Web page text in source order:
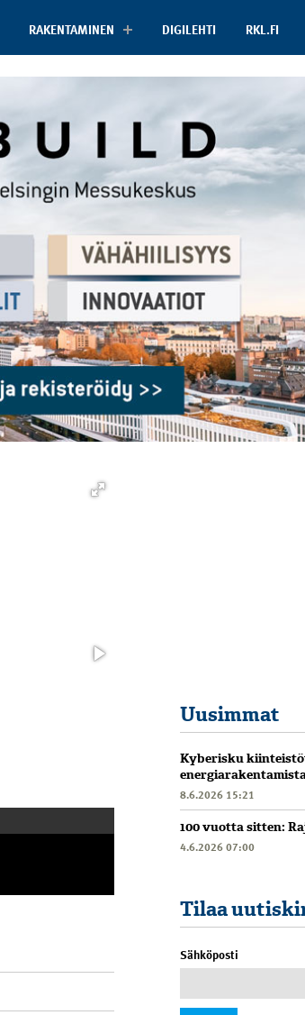
RAKENTAMINEN DIGILEHTI RKL.FI
Uusimmat
Kyberisku
8.6.2026 15:21
100 vuotta sitten:
4.6.2026 07:00
Tilaa
Sähköposti